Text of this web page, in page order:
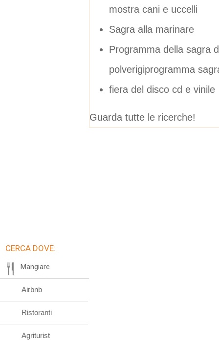
mostra cani e uccelli
Sagra alla marinare
Programma della sagra
polverigiprogramma
fiera del disco cd e vinile
Guarda tutte le ricerche!
CERCA DOVE:
Mangiare
Airbnb
Ristoranti
Agriturist